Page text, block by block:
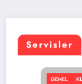
Servisler
NORTH AIR